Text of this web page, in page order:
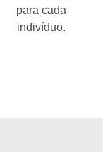
para cada
indivíduo.